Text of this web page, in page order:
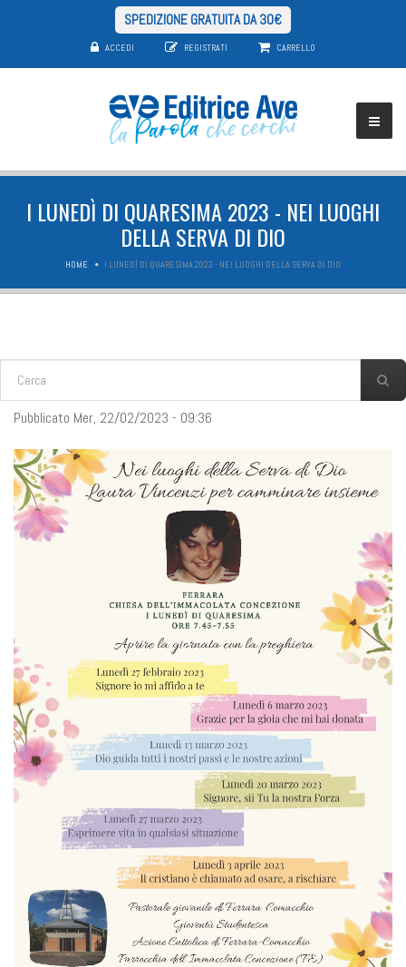
SPEDIZIONE GRATUITA DA 30€
ACCEDI REGISTRATI CARRELLO
I LUNEDÌ DI QUARESIMA 2023 - NEI LUOGHI
DELLA SERVA DI DIO
HOME I LUNEDÌ DI QUARESIMA 2023 - NEI LUOGHI DELLA SERVA DI DIO
FORM DI RICERCA
Pubblicato Mer, 22/02/2023 - 09:36